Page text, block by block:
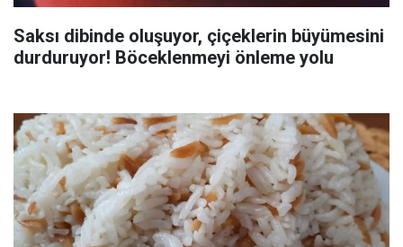
Saksı dibinde oluşuyor, çiçeklerin büyümesini
durduruyor! Böceklenmeyi önleme yolu